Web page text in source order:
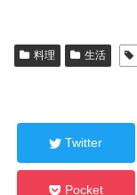
料理 生活
Twitter
Pocket